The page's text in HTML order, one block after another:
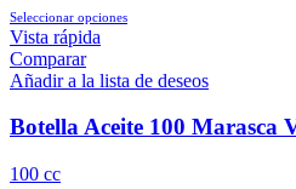
de
Seleccionar opcionesEste
múltiples
Las
Vista rápida
Comparar
Añadir a la lista de deseos
Botella Aceite 100 Marasca
100 cc